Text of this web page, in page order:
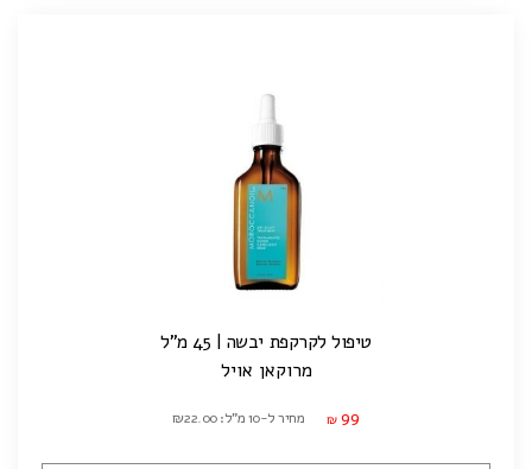
טיפול לקרקפת יבשה | 45 מ"ל
מרוקאן אויל
₪ 99 מחיר ל-10 מ"ל: ₪22.00